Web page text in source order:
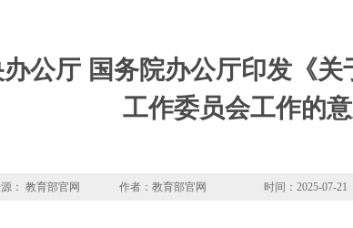
公厅 国务院办公厅印发《
工作委员会工作的意
： 教育部官网 作者：教育部官网 时间：2025-07-21